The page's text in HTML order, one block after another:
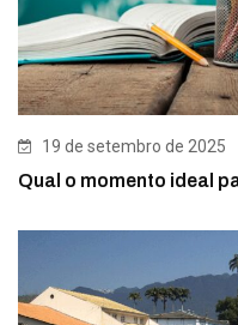
19 de setembro de 2025
Qual o momento ideal